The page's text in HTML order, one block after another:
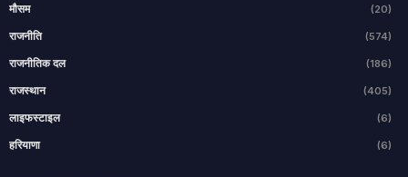
मौसम (20)
राजनीति (574)
राजनीतिक दल (186)
राजस्थान (405)
लाइफस्टाइल (6)
हरियाणा (6)